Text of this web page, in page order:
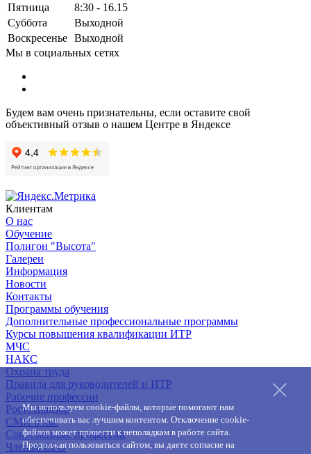
Пятница
8:30 - 16.15
Суббота
Выходной
Воскресенье Выходной
Мы в социальных сетях
Будем вам очень признательны, если оставите свой
объективный отзыв о нашем Центре в Яндексе
Клиентам
О нас
Обучение
Полигон "Высота"
Галереи
Информация
Новости
Контакты
Программы обучения
Дополнительные профессиональные программы
Курсы повышения квалификации ИТР
МЧС
НАКС
Охрана труда
Правила для руководителей и ИТР
Рабочие профессии
Ростехнадзор
СМИ о нас
Современные профессии
Членам СРО
Мы используем cookie-файлы, которые помогают нам
обеспечивать вас лучшим контентом. Отключение cookie-
файлов может привести к неполадкам в работе сайта.
Продолжая пользоваться сайтом, вы даете согласие на